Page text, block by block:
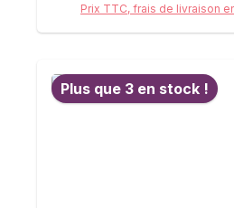
pour des panneaux LED,
de projection ou des
Prix TTC, frais de livraison
Plus que 3 en stock !